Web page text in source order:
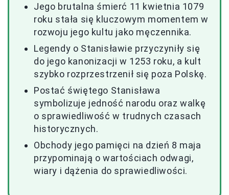
Jego brutalna śmierć 11 kwietnia 1079
roku stała się kluczowym momentem w
rozwoju jego kultu jako męczennika.
Legendy o Stanisławie przyczyniły się
do jego kanonizacji w 1253 roku, a kult
szybko rozprzestrzenił się poza Polskę.
Postać świętego Stanisława
symbolizuje jedność narodu oraz walkę
o sprawiedliwość w trudnych czasach
historycznych.
Obchody jego pamięci na dzień 8 maja
przypominają o wartościach odwagi,
wiary i dążenia do sprawiedliwości.